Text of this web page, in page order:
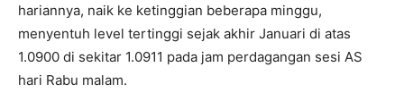
hariannya, naik ke ketinggian beberapa minggu,
menyentuh level tertinggi sejak akhir Januari di atas
1.0900 di sekitar 1.0911 pada jam perdagangan sesi AS
hari Rabu malam.